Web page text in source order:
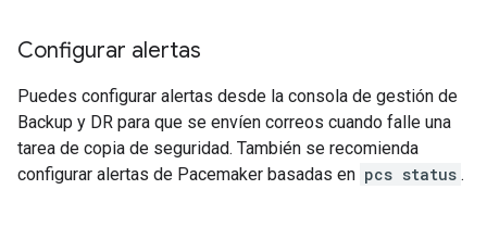
Configurar alertas
Puedes configurar alertas desde la consola de gestión de
Backup y DR para que se envíen correos cuando falle una
tarea de copia de seguridad. También se recomienda
configurar alertas de Pacemaker basadas en pcs status .